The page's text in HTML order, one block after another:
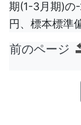
期(1-3月期)の
円、標本標準
前のページ